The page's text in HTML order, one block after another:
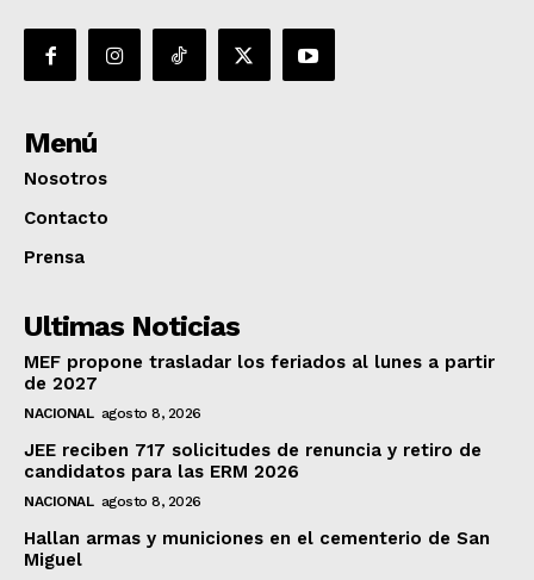
Menú
Nosotros
Contacto
Prensa
Ultimas Noticias
MEF propone trasladar los feriados al lunes a partir
de 2027
NACIONAL agosto 8, 2026
JEE reciben 717 solicitudes de renuncia y retiro de
candidatos para las ERM 2026
NACIONAL agosto 8, 2026
Hallan armas y municiones en el cementerio de San
Miguel